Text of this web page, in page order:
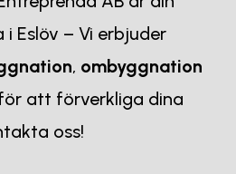
Eslöv – Vi erbjuder
, ombyggnation
att förverkliga dina
oss!